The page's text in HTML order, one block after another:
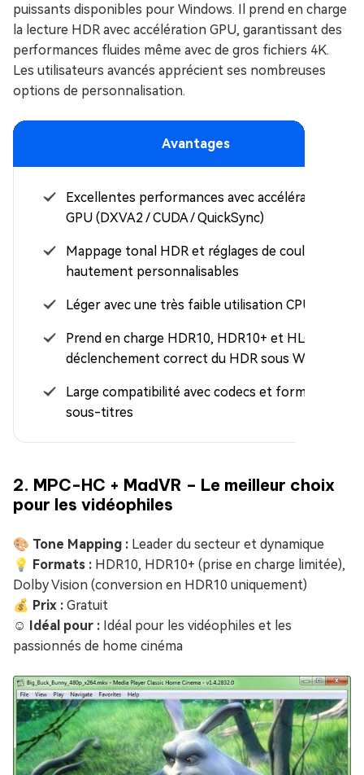
puissants disponibles pour Windows. Il prend en charge
la lecture HDR avec accélération GPU, garantissant des
performances fluides même avec de gros fichiers 4K.
Les utilisateurs avancés apprécient ses nombreuses
options de personnalisation.
Avantages
Excellentes performances avec accélération
GPU (DXVA2 / CUDA / QuickSync)
Mappage tonal HDR et réglages de couleur
hautement personnalisables
Léger avec une très faible utilisation CPU/GPU
Prend en charge HDR10, HDR10+ et HLG avec
déclenchement correct du HDR sous Windows
Large compatibilité avec codecs et formats de
sous-titres
2. MPC-HC + MadVR – Le meilleur choix
pour les vidéophiles
🎨 Tone Mapping : Leader du secteur et dynamique
💡 Formats : HDR10, HDR10+ (prise en charge limitée),
Dolby Vision (conversion en HDR10 uniquement)
💰 Prix : Gratuit
☺️ Idéal pour : Idéal pour les vidéophiles et les
passionnés de home cinéma